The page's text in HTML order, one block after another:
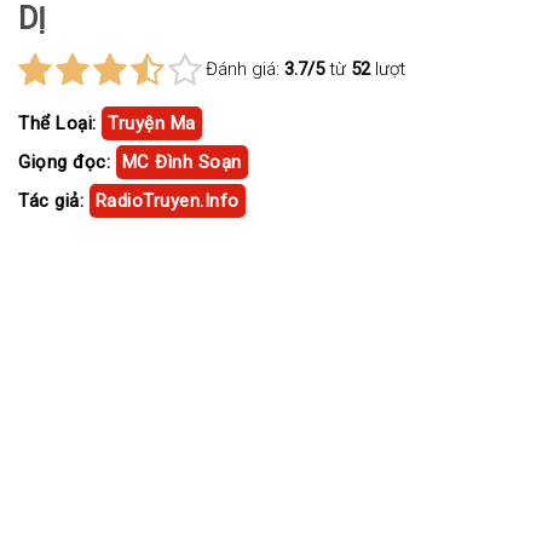
DỊ
Đánh giá: 3.7/5từ 52lượt
Thể Loại: Truyện Ma
Giọng đọc: MC Đình Soạn
Tác giả: RadioTruyen.Info